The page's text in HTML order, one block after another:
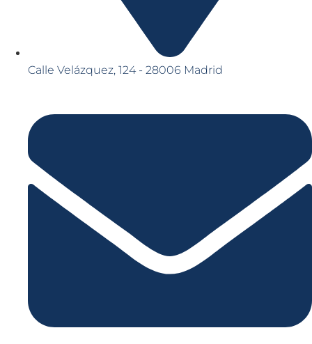
Calle Velázquez, 124 - 28006 Madrid